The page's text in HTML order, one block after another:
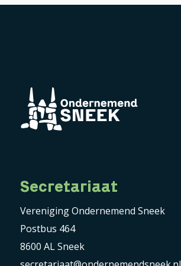
Secretariaat
Vereniging Ondernemend Sneek
Postbus 464
8600 AL Sneek